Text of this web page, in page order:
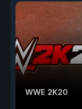
WWE 2K20